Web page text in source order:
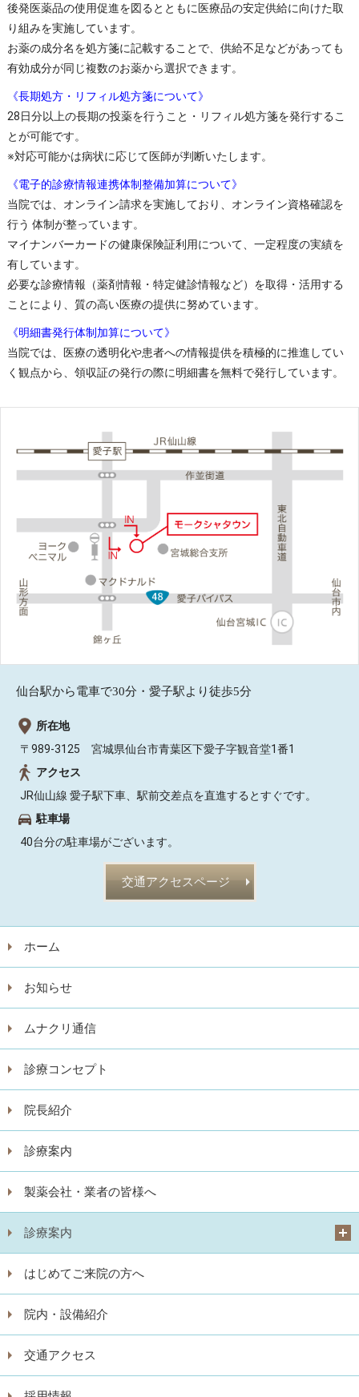
後発医薬品の使用促進を図るとともに医療品の安定供給に向けた取
り組みを実施しています。
お薬の成分名を処方箋に記載することで、供給不足などがあっても
有効成分が同じ複数のお薬から選択できます。
《長期処方・リフィル処方箋について》
28日分以上の長期の投薬を行うこと・リフィル処方箋を発行するこ
とが可能です。
※対応可能かは病状に応じて医師が判断いたします。
《電子的診療情報連携体制整備加算について》
当院では、オンライン請求を実施しており、オンライン資格確認を
行う 体制が整っています。
マイナンバーカードの健康保険証利用について、一定程度の実績を
有しています。
必要な診療情報（薬剤情報・特定健診情報など）を取得・活用する
ことにより、質の高い医療の提供に努めています。
《明細書発行体制加算について》
当院では、医療の透明化や患者への情報提供を積極的に推進してい
く観点から、領収証の発行の際に明細書を無料で発行しています。
仙台駅から電車で30分・愛子駅より徒歩5分
所在地
〒989-3125 宮城県仙台市青葉区下愛子字観音堂1番1
アクセス
JR仙山線 愛子駅下車、駅前交差点を直進するとすぐです。
駐車場
40台分の駐車場がございます。
交通アクセスページ
ホーム
お知らせ
ムナクリ通信
診療コンセプト
院長紹介
診療案内
製薬会社・業者の皆様へ
診療案内
はじめてご来院の方へ
院内・設備紹介
交通アクセス